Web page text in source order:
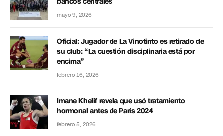
mayo 9, 2026
Oficial: Jugador de La Vinotinto es retirado de
su club: “La cuestión disciplinaria está por
encima”
febrero 16, 2026
Imane Khelif revela que usó tratamiento
hormonal antes de París 2024
febrero 5, 2026